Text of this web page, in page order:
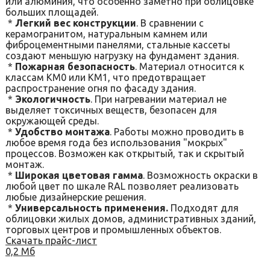
больших площадей.
* Легкий вес конструкции. В сравнении с
керамогранитом, натуральным камнем или
фиброцементными панелями, стальные кассеты
создают меньшую нагрузку на фундамент здания.
* Пожарная безопасность. Материал относится к
классам КМ0 или КМ1, что предотвращает
распространение огня по фасаду здания.
* Экологичность. При нагревании материал не
выделяет токсичных веществ, безопасен для
окружающей среды.
* Удобство монтажа. Работы можно проводить в
любое время года без использования "мокрых"
процессов. Возможен как открытый, так и скрытый
монтаж.
* Широкая цветовая гамма. Возможность окраски в
любой цвет по шкале RAL позволяет реализовать
любые дизайнерские решения.
* Универсальность применения. Подходят для
облицовки жилых домов, административных зданий,
торговых центров и промышленных объектов.
Скачать прайс-лист
0,2 Мб